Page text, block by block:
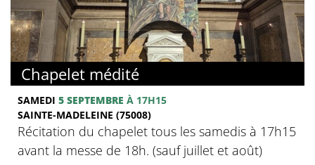
Chapelet médité
SAMEDI 5 SEPTEMBRE À 17H15
SAINTE-MADELEINE (75008)
Récitation du chapelet tous les samedis à 17h15
avant la messe de 18h. (sauf juillet et août)